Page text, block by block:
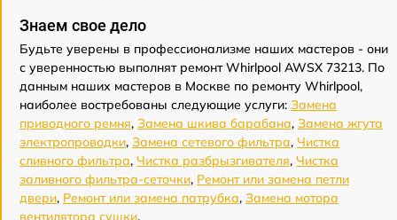
Знаем свое дело
Будьте уверены в профессионализме наших мастеров - они
с уверенностью выполнят ремонт Whirlpool AWSX 73213. По
данным наших мастеров в Москве по ремонту Whirlpool,
наиболее востребованы следующие услуги: Замена
приводного ремня, Замена шкива барабана, Замена жгута
электропроводки, Замена сетевого фильтра, Чистка
сливного фильтра, Чистка разбрызгивателя, Чистка
заливного фильтра-сеточки, Ремонт или замена петли
двери, Ремонт или замена патрубка, Замена мотора
вентилятора сушки.